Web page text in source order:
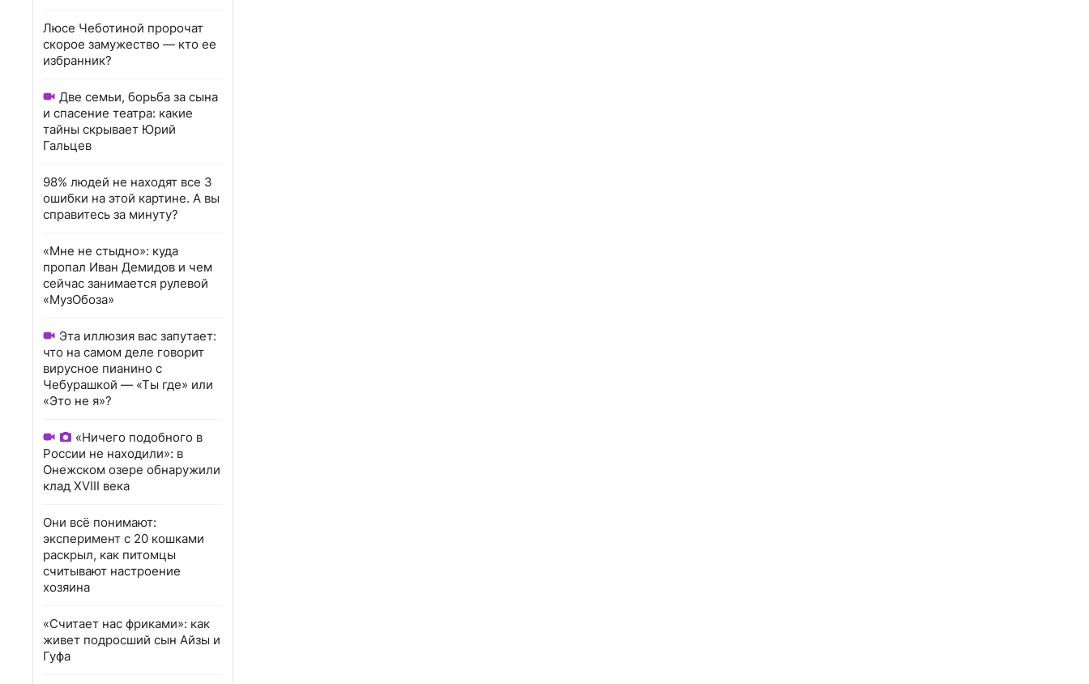
Люсе Чеботиной пророчат
скорое замужество — кто ее
избранник?
Две семьи, борьба за сына
и спасение театра: какие
тайны скрывает Юрий
Гальцев
98% людей не находят все 3
ошибки на этой картине. А вы
справитесь за минуту?
«Мне не стыдно»: куда
пропал Иван Демидов и чем
сейчас занимается рулевой
«МузОбоза»
Эта иллюзия вас запутает:
что на самом деле говорит
вирусное пианино с
Чебурашкой — «Ты где» или
«Это не я»?
«Ничего подобного в
России не находили»: в
Онежском озере обнаружили
клад XVIII века
Они всё понимают:
эксперимент с 20 кошками
раскрыл, как питомцы
считывают настроение
хозяина
«Считает нас фриками»: как
живет подросший сын Айзы и
Гуфа